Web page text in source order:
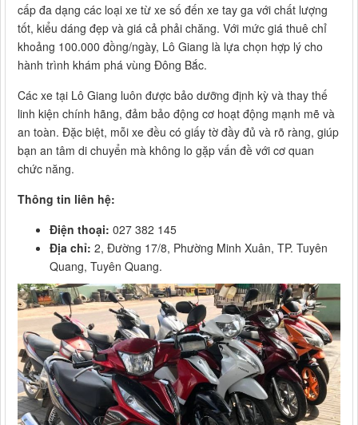
cấp đa dạng các loại xe từ xe số đến xe tay ga với chất lượng
tốt, kiểu dáng đẹp và giá cả phải chăng. Với mức giá thuê chỉ
khoảng 100.000 đồng/ngày, Lô Giang là lựa chọn hợp lý cho
hành trình khám phá vùng Đông Bắc.
Các xe tại Lô Giang luôn được bảo dưỡng định kỳ và thay thế
linh kiện chính hãng, đảm bảo động cơ hoạt động mạnh mẽ và
an toàn. Đặc biệt, mỗi xe đều có giấy tờ đầy đủ và rõ ràng, giúp
bạn an tâm di chuyển mà không lo gặp vấn đề với cơ quan
chức năng.
Thông tin liên hệ:
Điện thoại: 027 382 145
Địa chỉ: 2, Đường 17/8, Phường Minh Xuân, TP. Tuyên
Quang, Tuyên Quang.